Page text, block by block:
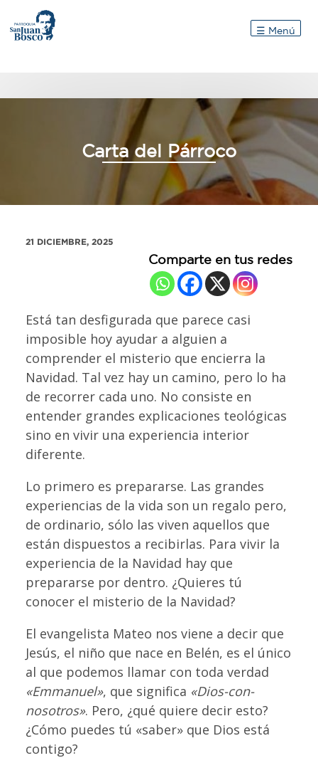
Inicio
☰ Menú
Carta del Párroco
21 DICIEMBRE, 2025
Comparte en tus redes
Está tan desfigurada que parece casi
imposible hoy ayudar a alguien a
comprender el misterio que encierra la
Navidad. Tal vez hay un camino, pero lo ha
de recorrer cada uno. No consiste en
entender grandes explicaciones teológicas
sino en vivir una experiencia interior
diferente.
Lo primero es prepararse. Las grandes
experiencias de la vida son un regalo pero,
de ordinario, sólo las viven aquellos que
están dispuestos a recibirlas. Para vivir la
experiencia de la Navidad hay que
prepararse por dentro. ¿Quieres tú
conocer el misterio de la Navidad?
El evangelista Mateo nos viene a decir que
Jesús, el niño que nace en Belén, es el único
al que podemos llamar con toda verdad
«Emmanuel», que significa «Dios-con-
nosotros». Pero, ¿qué quiere decir esto?
¿Cómo puedes tú «saber» que Dios está
contigo?